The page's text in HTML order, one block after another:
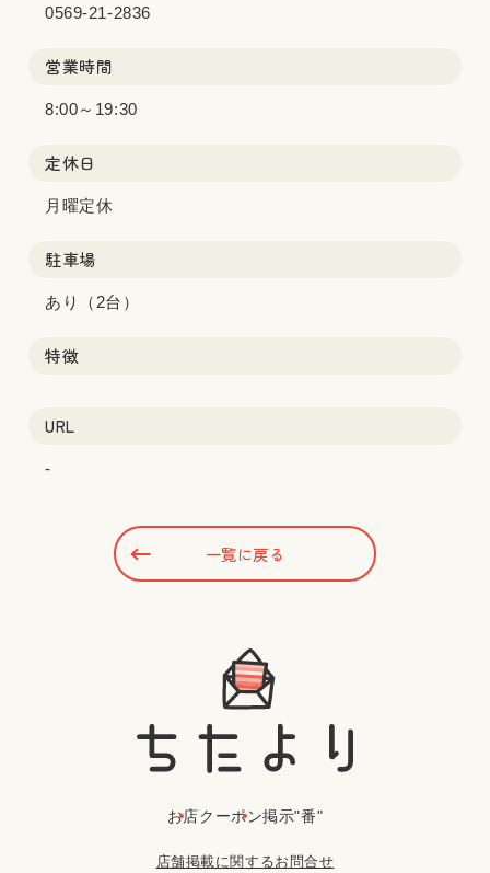
0569-21-2836
営業時間
8:00～19:30
定休日
月曜定休
駐車場
あり（2台）
特徴
URL
-
一覧に戻る
お店クーポン掲示"番"
店舗掲載に関するお問合せ